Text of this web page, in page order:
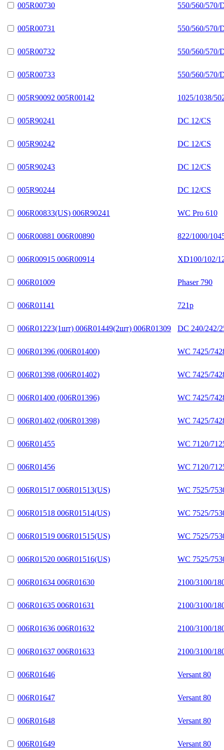
005R00730 550/560/570/
005R00731 550/560/570/
005R00732 550/560/570/
005R00733 550/560/570/
005R90092 005R00142 1025/1038/
005R90241 DC 12/CS
005R90242 DC 12/CS
005R90243 DC 12/CS
005R90244 DC 12/CS
006R00833(US) 006R90241 WC Pro 610
006R00881 006R00890 822/1000/
006R00915 006R00914 XD100/102/
006R01009 Phaser 790
006R01141 721p
006R01223(1шт) 006R01449(2шт) 006R01309 DC 240/242/
006R01396 (006R01400) WC 7425/
006R01398 (006R01402) WC 7425/
006R01400 (006R01396) WC 7425/
006R01402 (006R01398) WC 7425/
006R01455 WC 7120/
006R01456 WC 7120/
006R01517 006R01513(US) WC 7525/
006R01518 006R01514(US) WC 7525/
006R01519 006R01515(US) WC 7525/
006R01520 006R01516(US) WC 7525/
006R01634 006R01630 2100/3100/
006R01635 006R01631 2100/3100/
006R01636 006R01632 2100/3100/
006R01637 006R01633 2100/3100/
006R01646 Versant 80
006R01647 Versant 80
006R01648 Versant 80
006R01649 Versant 80